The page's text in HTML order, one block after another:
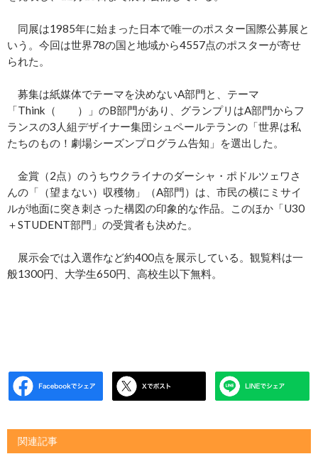
同展は1985年に始まった日本で唯一のポスター国際公募展と
いう。今回は世界78の国と地域から4557点のポスターが寄せ
られた。
募集は紙媒体でテーマを決めないA部門と、テーマ
「Think（ ）」のB部門があり、グランプリはA部門からフ
ランスの3人組デザイナー集団シュペールテランの「世界は私
たちのもの！劇場シーズンプログラム告知」を選出した。
金賞（2点）のうちウクライナのダーシャ・ポドルツェワさ
んの「（望まない）収穫物」（A部門）は、市民の横にミサイ
ルが地面に突き刺さった構図の印象的な作品。このほか「U30
＋STUDENT部門」の受賞者も決めた。
展示会では入選作など約400点を展示している。観覧料は一
般1300円、大学生650円、高校生以下無料。
関連記事